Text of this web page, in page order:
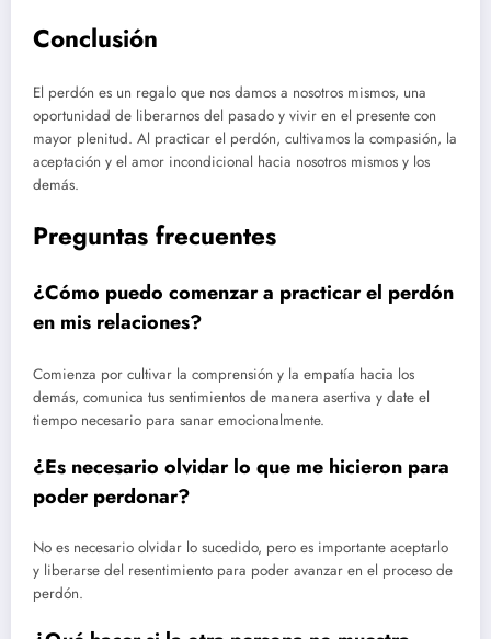
Conclusión
El perdón es un regalo que nos damos a nosotros mismos, una
oportunidad de liberarnos del pasado y vivir en el presente con
mayor plenitud. Al practicar el perdón, cultivamos la compasión, la
aceptación y el amor incondicional hacia nosotros mismos y los
demás.
Preguntas frecuentes
¿Cómo puedo comenzar a practicar el perdón
en mis relaciones?
Comienza por cultivar la comprensión y la empatía hacia los
demás, comunica tus sentimientos de manera asertiva y date el
tiempo necesario para sanar emocionalmente.
¿Es necesario olvidar lo que me hicieron para
poder perdonar?
No es necesario olvidar lo sucedido, pero es importante aceptarlo
y liberarse del resentimiento para poder avanzar en el proceso de
perdón.